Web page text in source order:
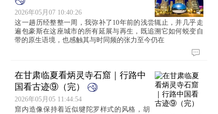
2026年05月07 10:40:26
这一趟历经整整一周，我弥补了10年前的浅尝辄止，并几乎走
遍包豪斯在这座城市的所有延展与再生，既追溯它如何蜕变自
带的原生语境，也感触其与时同频的张力至今仍在
在甘肃临夏看炳灵寺石窟｜行路中
国看古迹⑨（完）
2026年05月05 11:44:54
窟内造像保持着近似犍陀罗样式的风格，胡